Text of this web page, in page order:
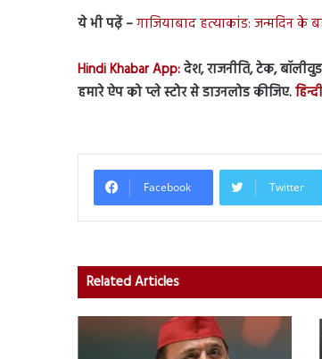
ये भी पढ़ें –गाजियाबाद हत्याकांड: जन्मदिन के
Hindi Khabar App:देश, राजनीति, टेक,
हमारे ऐप को प्ले स्टोर से डाउनलोड कीजिए.
Facebook Twitter
Related Articles